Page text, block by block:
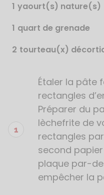
1 yaourt(s) nature(s)
1 quart de grenade
2 tourteau(x)
Étaler la pâte
rectangles
Préparer du
lèchefrite de
rectangles
second
plaque par-
empêcher la